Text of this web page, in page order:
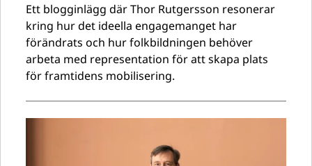
Ett blogginlägg där Thor Rutgersson resonerar
kring hur det ideella engagemanget har
förändrats och hur folkbildningen behöver
arbeta med representation för att skapa plats
för framtidens mobilisering.